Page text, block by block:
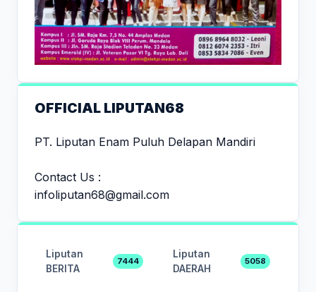
OFFICIAL LIPUTAN68
PT. Liputan Enam Puluh Delapan Mandiri
Contact Us :
infoliputan68@gmail.com
Liputan
BERITA
7444
Liputan
DAERAH
5058